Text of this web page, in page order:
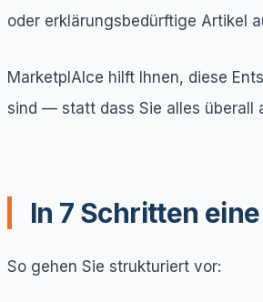
oder erklärungsbedürftige Artikel
MarketplAIce hilft Ihnen, diese
sind — statt dass Sie alles überall
In 7 Schritten
So gehen Sie strukturiert vor: